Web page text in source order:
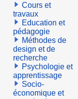
Cours et
travaux
Education et
pédagogie
Méthodes de
design et de
recherche
Psychologie et
apprentissage
Socio-
économique et